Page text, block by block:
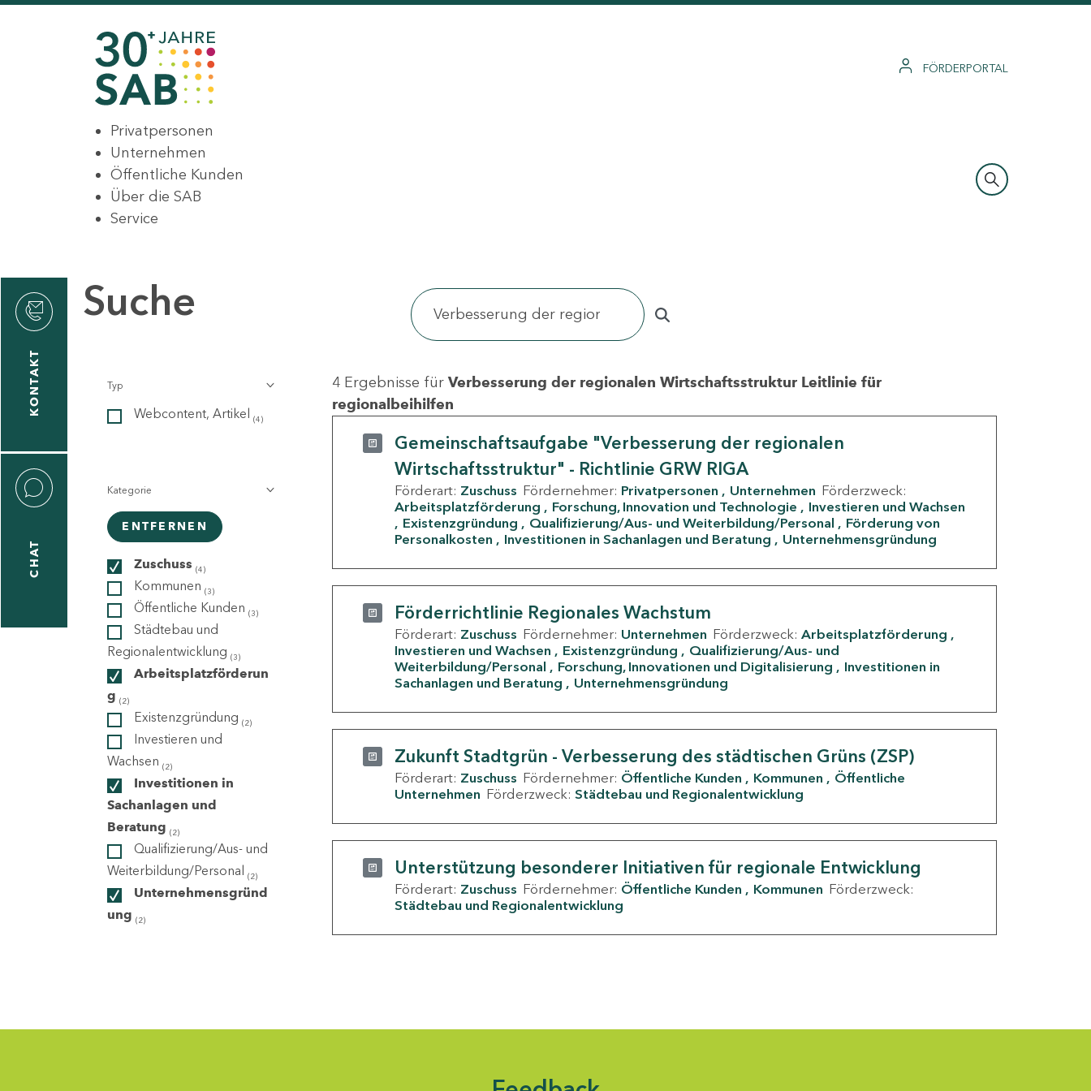
FÖRDERPORTAL
Privatpersonen
Unternehmen
Öffentliche Kunden
Über die SAB
Service
KONTAKT
CHAT
Suche
Typ
Webcontent, Artikel (4)
Kategorie
ENTFERNEN
Zuschuss (4)
Kommunen (3)
Öffentliche Kunden (3)
Städtebau und
Regionalentwicklung (3)
Arbeitsplatzförderun
g (2)
Existenzgründung (2)
Investieren und
Wachsen (2)
Investitionen in
Sachanlagen und
Beratung (2)
Qualifizierung/Aus- und
Weiterbildung/Personal (2)
Unternehmensgründ
ung (2)
4 Ergebnisse für Verbesserung der regionalen Wirtschaftsstruktur Leitlinie für
regionalbeihilfen
Gemeinschaftsaufgabe "Verbesserung der regionalen
Wirtschaftsstruktur" - Richtlinie GRW RIGA
Förderart: Zuschuss Fördernehmer: Privatpersonen Unternehmen Förderzweck:
Arbeitsplatzförderung
Forschung, Innovation und Technologie
Investieren und Wachsen
Existenzgründung
Qualifizierung/Aus- und Weiterbildung/Personal
Förderung von
Personalkosten
Investitionen in Sachanlagen und Beratung Unternehmensgründung
Förderrichtlinie Regionales Wachstum
Förderart: Zuschuss Fördernehmer: Unternehmen Förderzweck: Arbeitsplatzförderung
Investieren und Wachsen
Existenzgründung
Qualifizierung/Aus- und
Weiterbildung/Personal
Forschung, Innovationen und Digitalisierung
Investitionen in
Sachanlagen und Beratung
Unternehmensgründung
Zukunft Stadtgrün - Verbesserung des städtischen Grüns (ZSP)
Förderart: Zuschuss Fördernehmer: Öffentliche Kunden Kommunen
Öffentliche
Unternehmen Förderzweck: Städtebau und Regionalentwicklung
Unterstützung besonderer Initiativen für regionale Entwicklung
Förderart: Zuschuss Fördernehmer: Öffentliche Kunden Kommunen Förderzweck:
Städtebau und Regionalentwicklung